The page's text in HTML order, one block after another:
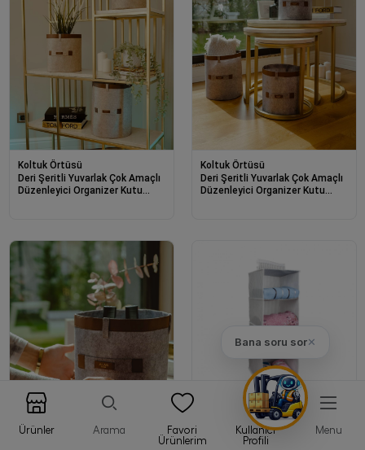
Bana soru sor✕
Ürünler Arama
Favori
Ürünlerim
Kullanıcı
Profili
Menu
Koltuk Örtüsü
Deri Şeritli Yuvarlak Çok Amaçlı
Düzenleyici Organizer Kutu
Koltuk Örtüsü
Deri Şeritli Yuvarlak Çok Amaçlı
Düzenleyici Organizer Kutu
Koltuk Örtüsü
Dolap İçi Düzenleyici
Katlanabilir Çok Amaçlı 4